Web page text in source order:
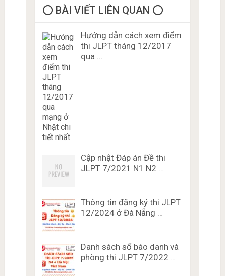
⭕️ BÀI VIẾT LIÊN QUAN ⭕️
Hướng dẫn cách xem điểm
thi JLPT tháng 12/2017
qua …
Cập nhật Đáp án Đề thi
JLPT 7/2021 N1 N2 …
Thông tin đăng ký thi JLPT
12/2024 ở Đà Nẵng …
Danh sách số báo danh và
phòng thi JLPT 7/2022 …